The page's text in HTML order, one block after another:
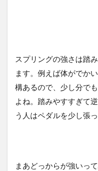
スプリングの強さは踏
ます。例えば体がでか
構あるので、少し分で
よね。踏みやすすぎて
う人はペダルを少し張
まあどっからが強いっ